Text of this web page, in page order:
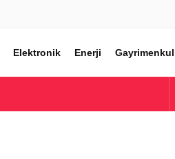
Elektronik Enerji Gayrimenkul